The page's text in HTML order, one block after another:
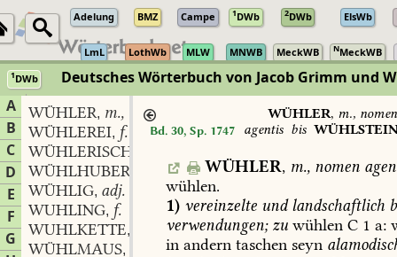
Adelung BMZ Campe 1DWb 2DWb ElsWb
LmL LothWb MLW MNWB MeckWB NMeckWB
1DWb Deutsches Wörterbuch von Jacob Grimm und
A
B
C
D
E
F
G
WÜHLER, m., nomen agentis
WÜHLEREI, f.
WÜHLERISCH
WÜHLHUBER
WÜHLIG, adj.
WUHLING, f.
WUHLKETTE,
WÜHLMAUS,
Bd. 30, Sp. 1747
WÜHLER, m., nomen
agentisbis
WÜHLER, m.,nomen
wühlen.
1) vereinzelte undlandschaftlich
verwendungen;zu wühlen C 1 a:
in andern taschen seyn